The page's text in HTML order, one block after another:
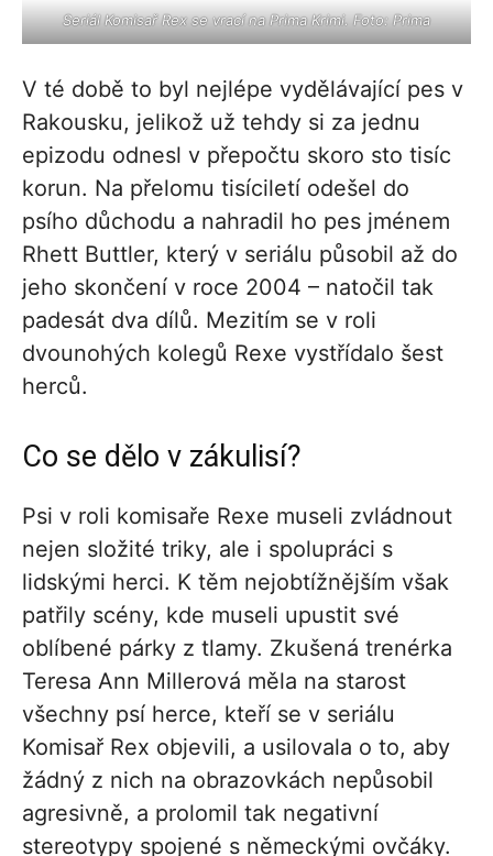
Seriál Komisař Rex se vrací na Prima Krimi. Foto: Prima
V té době to byl nejlépe vydělávající pes v
Rakousku, jelikož už tehdy si za jednu
epizodu odnesl v přepočtu skoro sto tisíc
korun. Na přelomu tisíciletí odešel do
psího důchodu a nahradil ho pes jménem
Rhett Buttler, který v seriálu působil až do
jeho skončení v roce 2004 – natočil tak
padesát dva dílů. Mezitím se v roli
dvounohých kolegů Rexe vystřídalo šest
herců.
Co se dělo v zákulisí?
Psi v roli komisaře Rexe museli zvládnout
nejen složité triky, ale i spolupráci s
lidskými herci. K těm nejobtížnějším však
patřily scény, kde museli upustit své
oblíbené párky z tlamy. Zkušená trenérka
Teresa Ann Millerová měla na starost
všechny psí herce, kteří se v seriálu
Komisař Rex objevili, a usilovala o to, aby
žádný z nich na obrazovkách nepůsobil
agresivně, a prolomil tak negativní
stereotypy spojené s německými ovčáky.